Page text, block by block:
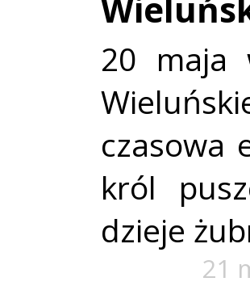
20 maja
czasowa
król
dzieje
21